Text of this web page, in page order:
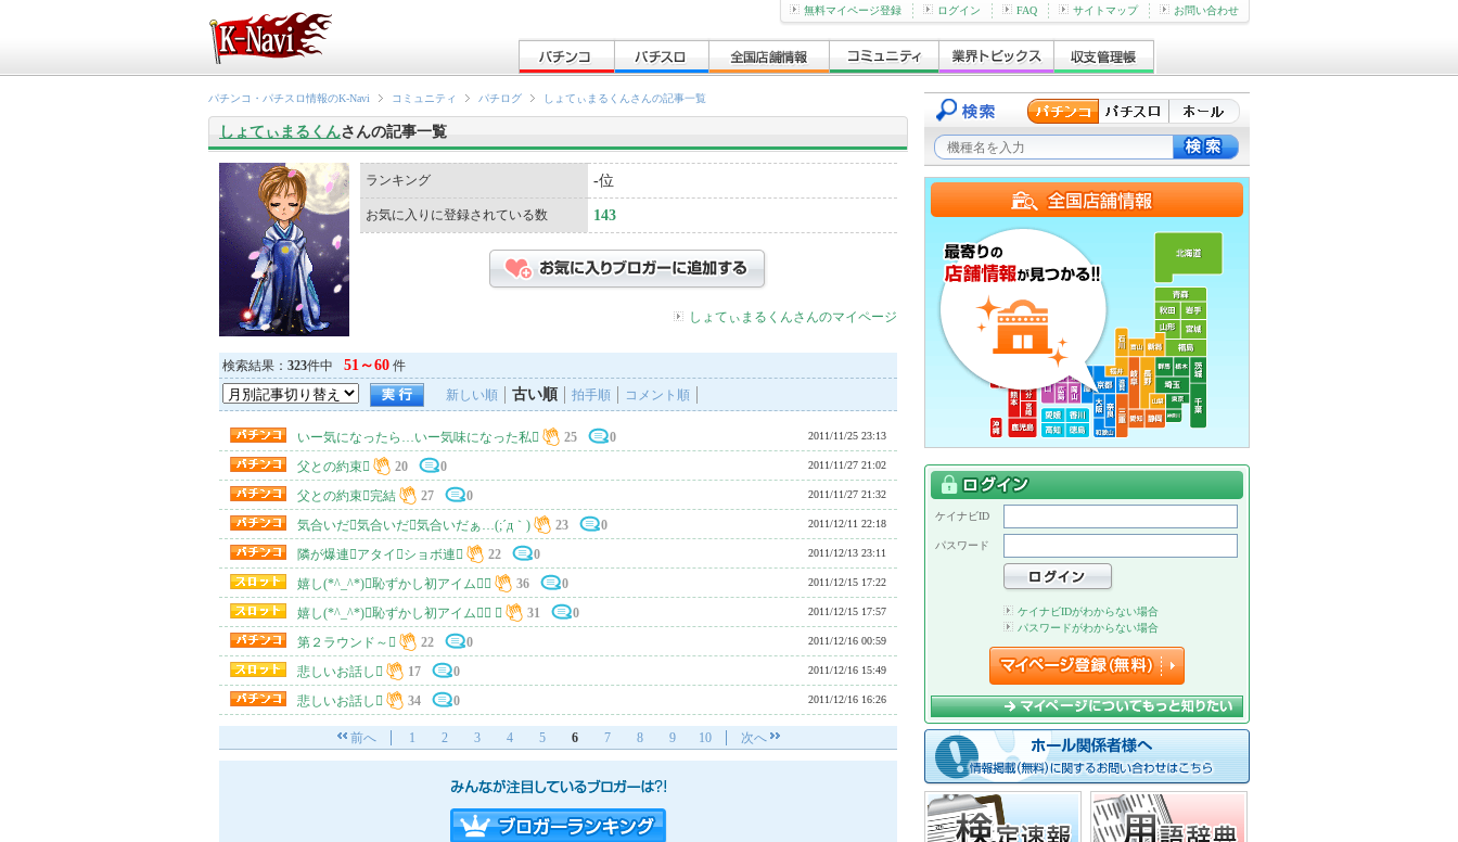
無料マイページ登録 ログイン FAQ サイトマップ お問い合わせ
パチンコ・パチスロ情報のK-Navi コミュニティ パチログ しょてぃまるくんさんの記事一覧
しょてぃまるくんさんの記事一覧
ランキング -位
お気に入りに登録されている数 143
しょてぃまるくんさんのマイページ
検索結果： 323件中 51～60 件
新しい順
古い順 拍手順 コメント順
いー気になったら…いー気味になった私 25 0 2011/11/25 23:13
父との約束 20 0 2011/11/27 21:02
父との約束完結 27 0 2011/11/27 21:32
気合いだ気合いだ気合いだぁ…(;´д｀) 23 0 2011/12/11 22:18
隣が爆連アタイショボ連 22 0 2011/12/13 23:11
嬉し(*^_^*)恥ずかし初アイム 36 0 2011/12/15 17:22
嬉し(*^_^*)恥ずかし初アイム  31 0 2011/12/15 17:57
第２ラウンド～ 22 0 2011/12/16 00:59
悲しいお話し 17 0 2011/12/16 15:49
悲しいお話し 34 0 2011/12/16 16:26
前へ 1 2 3 4 5 6 7 8 9 10 次へ
ケイナビID
パスワード
ケイナビIDがわからない場合
パスワードがわからない場合